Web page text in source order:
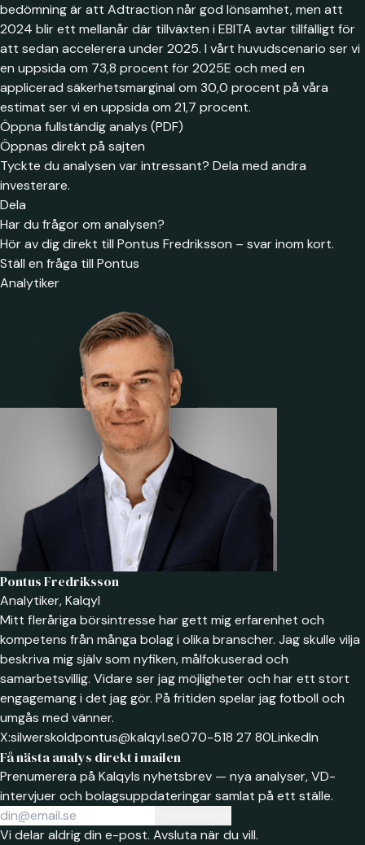
bedömning är att Adtraction når god lönsamhet, men att
2024 blir ett mellanår där tillväxten i EBITA avtar tillfälligt för
att sedan accelerera under 2025. I vårt huvudscenario ser vi
en uppsida om 73,8 procent för 2025E och med en
applicerad säkerhetsmarginal om 30,0 procent på våra
estimat ser vi en uppsida om 21,7 procent.
Öppna fullständig analys (PDF)
Öppnas direkt på sajten
Tyckte du analysen var intressant? Dela med andra
investerare.
Dela
Har du frågor om analysen?
Hör av dig direkt till Pontus Fredriksson – svar inom kort.
Ställ en fråga till Pontus
Analytiker
Pontus Fredriksson
Analytiker, Kalqyl
Mitt fleråriga börsintresse har gett mig erfarenhet och
kompetens från många bolag i olika branscher. Jag skulle vilja
beskriva mig själv som nyfiken, målfokuserad och
samarbetsvillig. Vidare ser jag möjligheter och har ett stort
engagemang i det jag gör. På fritiden spelar jag fotboll och
umgås med vänner.
X:silwerskoldpontus@kalqyl.se070-518 27 80LinkedIn
Få nästa analys direkt i mailen
Prenumerera på Kalqyls nyhetsbrev — nya analyser, VD-
intervjuer och bolagsuppdateringar samlat på ett ställe.
Vi delar aldrig din e-post. Avsluta när du vill.